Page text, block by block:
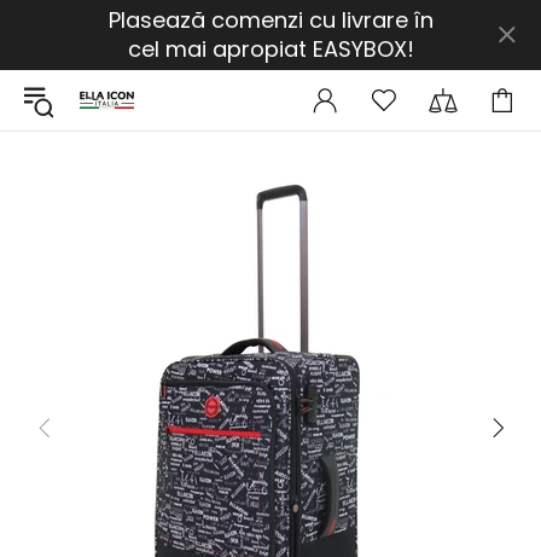
Plasează comenzi cu livrare în
cel mai apropiat EASYBOX!